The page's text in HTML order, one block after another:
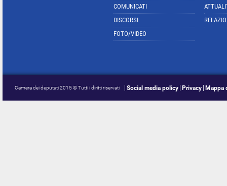
COMUNICATI
DISCORSI
FOTO/VIDEO
Camera dei deputati 2015 © Tutti i diritti riservati Social media policy Privacy Mappa